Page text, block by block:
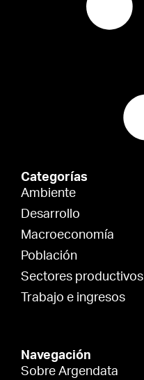
Categorías
Ambiente
Desarrollo
Macroeconomía
Población
Sectores productivos
Trabajo e ingresos
Navegación
Sobre Argendata